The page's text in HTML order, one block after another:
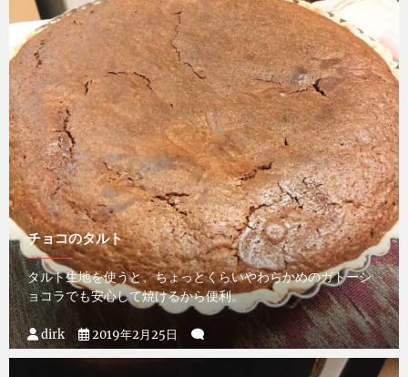
チョコのタルト
タルト生地を使うと、ちょっとくらいやわらかめのガトーシ
ョコラでも安心して焼けるから便利。
dirk 2019年2月25日